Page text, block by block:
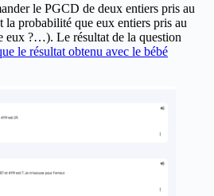
le PGCD de deux entiers pris au
la probabilité que eux entiers pris au
eux ?…). Le résultat de la question
le résultat obtenu avec le bébé